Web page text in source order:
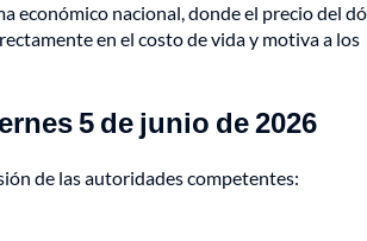
económico nacional, donde el precio del
en el costo de vida y motiva a los
5 de junio de 2026
de las autoridades competentes: